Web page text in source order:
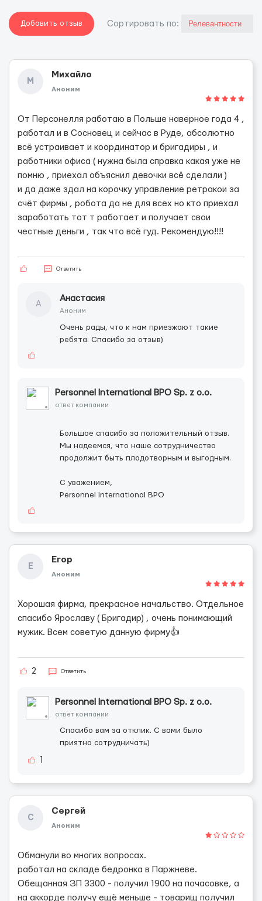
Добавить отзыв Cортировать по:
М
Михайло
Аноним
От Персонелля работаю в Польше наверное года 4 ,
работал и в Сосновец и сейчас в Руде, абсолютно
всё устраивает и координатор и бригадиры , и
работники офиса ( нужна была справка какая уже не
помню , приехал объяснил девочки всё сделали )
и да даже здал на корочку управление ретракои за
счёт фирмы , робота да не для всех но кто приехал
заработать тот т работает и получает свои
честные деньги , так что всё гуд. Рекомендую!!!!
Ответить
А
Анастасия
Аноним
Очень рады, что к нам приезжают такие
ребята. Спасибо за отзыв)
Personnel International BPO Sp. z o.o.
ответ компании
Большое спасибо за положительный отзыв.
Мы надеемся, что наше сотрудничество
продолжит быть плодотворным и выгодным.
С уважением,
Personnel International BPO
Е
Егор
Аноним
Хорошая фирма, прекрасное начальство. Отдельное
спасибо Ярославу ( Бригадир) , очень понимающий
мужик. Всем советую данную фирму👍
2 Ответить
Personnel International BPO Sp. z o.o.
ответ компании
Спасибо вам за отклик. С вами было
приятно сотрудничать)
С
Сергей
Аноним
Обманули во многих вопросах.
работал на складе бедронка в Паржневе.
Обещанная ЗП 3300 - получил 1900 на почасовке, а
на аккорде получу ещё меньше - товарищ получил